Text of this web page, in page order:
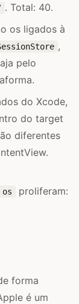
. Total: 40.
os ligados à
,
pelo
do Xcode,
do target
diferentes
proliferam:
forma
é um